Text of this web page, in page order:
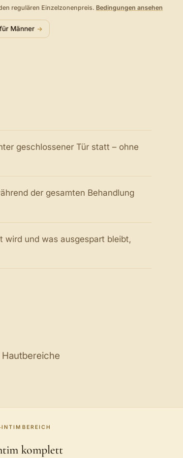
regulären Einzelzonenpreis. Bedingungen ansehen
Männer
geschlossener Tür statt – ohne
der gesamten Behandlung
wird und was ausgespart bleibt,
INTIMBEREICH
komplett